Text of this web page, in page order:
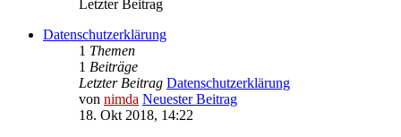
Letzter Beitrag
Datenschutzerklärung
1 Themen
1 Beiträge
Letzter Beitrag Datenschutzerklärung
von nimda Neuester Beitrag
18. Okt 2018, 14:22